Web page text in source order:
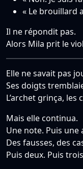
« Le brouillard
Il ne répondit pas.
Alors Mila prit le
Elle ne savait pas
Ses doigts
L’archet grinça,
Mais elle continua.
Une note. Puis une
Des fausses, des
Puis deux. Puis